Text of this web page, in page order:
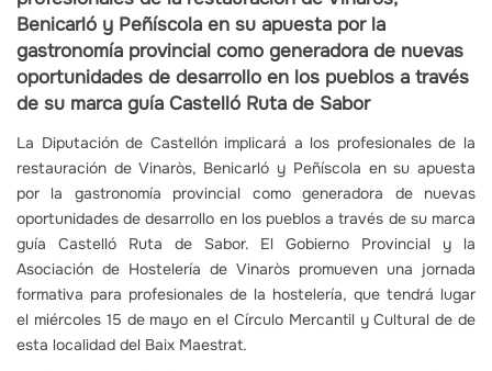
Benicarló y Peñíscola en su apuesta por la
gastronomía provincial como generadora de nuevas
oportunidades de desarrollo en los pueblos a través
de su marca guía Castelló Ruta de Sabor
La Diputación de Castellón implicará a los profesionales de la
restauración de Vinaròs, Benicarló y Peñíscola en su apuesta
por la gastronomía provincial como generadora de nuevas
oportunidades de desarrollo en los pueblos a través de su marca
guía Castelló Ruta de Sabor. El Gobierno Provincial y la
Asociación de Hostelería de Vinaròs promueven una jornada
formativa para profesionales de la hostelería, que tendrá lugar
el miércoles 15 de mayo en el Círculo Mercantil y Cultural de de
esta localidad del Baix Maestrat.